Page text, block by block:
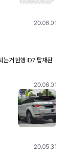
20.06.01
20.06.01
20.05.31